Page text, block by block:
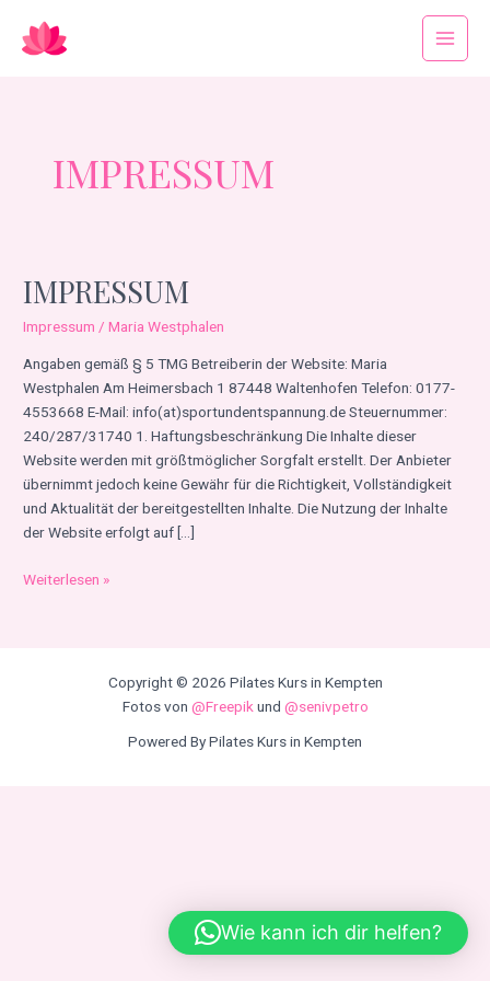
Inhalt
springen
Main
Menu
IMPRESSUM
IMPRESSUM
Impressum /Maria Westphalen
Angaben gemäß § 5 TMG Betreiberin der Website: Maria
Westphalen Am Heimersbach 1 87448 Waltenhofen Telefon: 0177-
4553668 E-Mail: info(at)sportundentspannung.de Steuernummer:
240/287/31740 1. Haftungsbeschränkung Die Inhalte dieser
Website werden mit größtmöglicher Sorgfalt erstellt. Der Anbieter
übernimmt jedoch keine Gewähr für die Richtigkeit, Vollständigkeit
und Aktualität der bereitgestellten Inhalte. Die Nutzung der Inhalte
der Website erfolgt auf […]
Impressum
Weiterlesen »
Copyright © 2026 Pilates Kurs in Kempten
Fotos von @Freepik und @senivpetro
Powered By Pilates Kurs in Kempten
Wie kann ich dir helfen?